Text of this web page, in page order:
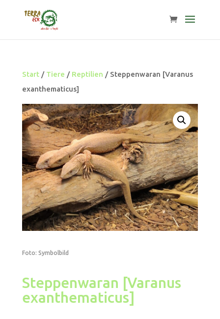
Start/ Tiere / Reptilien / Steppenwaran [Varanus
exanthematicus]
Foto: Symbolbild
Steppenwaran [Varanus
exanthematicus]